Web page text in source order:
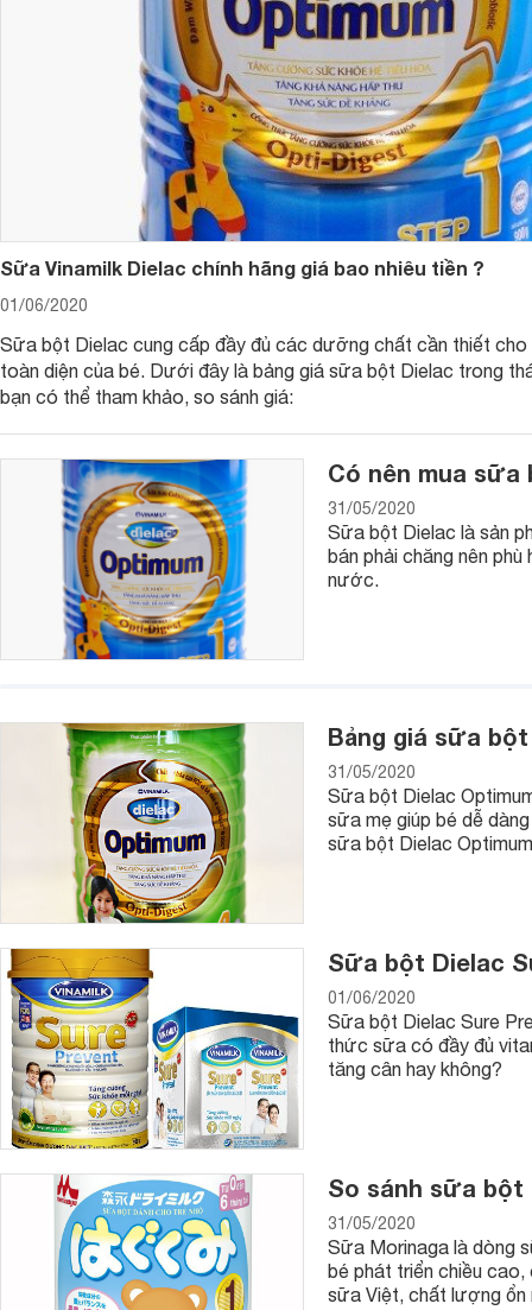
Sữa bột Dielac là dòng sản phẩm của thương hiệu sữa lớn
Sữa bột Dielac của nước nào?
Không chỉ được nghiên cứu bởi các chuyên gia giàu kinh
được làm từ các nguyên liệu tự nhiên đảm bảo chất lượng,
châu Âu. Chính điều này đã tạo nên tìm tin tưởng tuyệt đối
Sữa bột Dielac có đầy đủ các dòng sữa thiết kế cho trẻ sơ
bột cho trẻ ở độ tuổi lớn hơn. Sữa bột Dielac gồm các dòng
+ Dielac Alpha: Dành cho các bé từ 0 đến 6 tuổi.
+ Dielac Alpha Gold: Dành cho các bé từ 0 đến 4 tuổi.
+ Dielac Grow: Dành cho các bé từ 1 đến 30 tuổi.
+ Dielac Grow Plus: Dành cho các bé từ 1 đến 10 tuổi.
+ Dielac Optimum Gold: Dành cho các bé từ 0 đến 6 tuổi.
+ Dielac Star care: Dành cho các bé từ 2 – 4 tuổi.
+ Dielac Pedia: Dành cho các bé từ 1 đến 10 tuổi.
Sữa Vinamilk Dielac chính hãng giá bao nhiêu tiền ?
01/06/2020
Sữa bột Dielac cung cấp đầy đủ các dưỡng chất cần thiết
toàn diện của bé. Dưới đây là bảng giá sữa bột Dielac trong
bạn có thể tham khảo, so sánh giá:
Có nên mua sữa
31/05/2020
Sữa bột Dielac là sản
bán phải chăng nên
nước.
Bảng giá sữa
31/05/2020
Sữa bột Dielac
sữa mẹ giúp bé dễ
sữa bột Dielac
Sữa bột Dielac
01/06/2020
Sữa bột Dielac Sure
thức sữa có đầy đủ
tăng cân hay không?
So sánh sữa bột
31/05/2020
Sữa Morinaga là dòng
bé phát triển chiều cao,
sữa Việt, chất lượng ổn